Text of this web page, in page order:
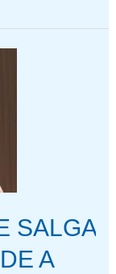
SALGA
A